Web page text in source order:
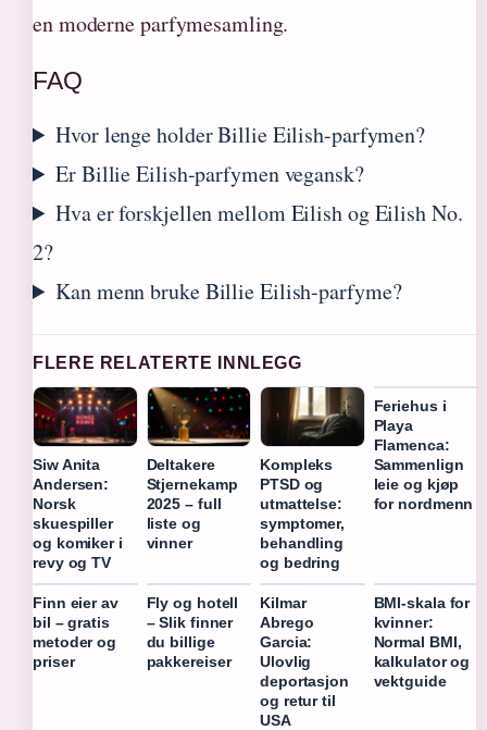
en moderne parfymesamling.
FAQ
Hvor lenge holder Billie Eilish-parfymen?
Er Billie Eilish-parfymen vegansk?
Hva er forskjellen mellom Eilish og Eilish No.
2?
Kan menn bruke Billie Eilish-parfyme?
FLERE RELATERTE INNLEGG
Siw Anita
Andersen:
Norsk
skuespiller
og komiker i
revy og TV
Deltakere
Stjernekamp
2025 – full
liste og
vinner
Kompleks
PTSD og
utmattelse:
symptomer,
behandling
og bedring
Feriehus i
Playa
Flamenca:
Sammenlign
leie og kjøp
for nordmenn
Finn eier av
bil – gratis
metoder og
priser
Fly og hotell
– Slik finner
du billige
pakkereiser
Kilmar
Abrego
Garcia:
Ulovlig
deportasjon
og retur til
USA
BMI-skala for
kvinner:
Normal BMI,
kalkulator og
vektguide